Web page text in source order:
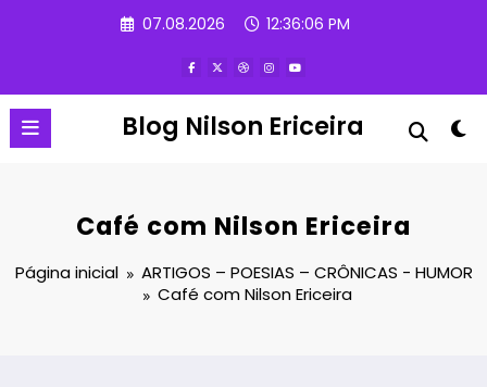
07.08.2026 12:36:07 PM
Blog Nilson Ericeira
Café com Nilson Ericeira
Página inicial
ARTIGOS – POESIAS – CRÔNICAS - HUMOR
Café com Nilson Ericeira